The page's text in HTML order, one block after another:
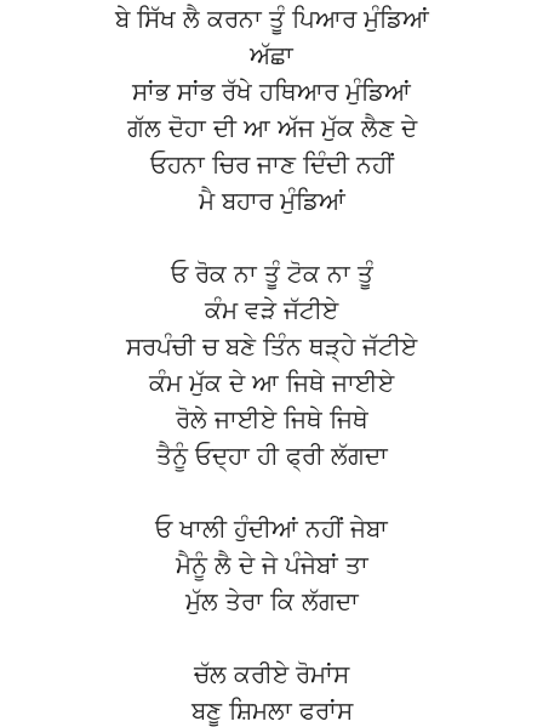
ਬੇ ਸਿੱਖ ਲੈ ਕਰਨਾ ਤੂੰ ਪਿਆਰ ਮੁੰਡਿਆਂ
ਅੱਛਾ
ਸਾਂਭ ਸਾਂਭ ਰੱਖੇ ਹਥਿਆਰ ਮੁੰਡਿਆਂ
ਗੱਲ ਦੋਹਾ ਦੀ ਆ ਅੱਜ ਮੁੱਕ ਲੈਣ ਦੇ
ਓਹਨਾ ਚਿਰ ਜਾਣ ਦਿੰਦੀ ਨਹੀਂ
ਮੈ ਬਹਾਰ ਮੁੰਡਿਆਂ
ਓ ਰੋਕ ਨਾ ਤੂੰ ਟੋਕ ਨਾ ਤੂੰ
ਕੰਮ ਵੜੇ ਜੱਟੀਏ
ਸਰਪੰਚੀ ਚ ਬਣੇ ਤਿੰਨ ਥੜ੍ਹੇ ਜੱਟੀਏ
ਕੰਮ ਮੁੱਕ ਦੇ ਆ ਜਿਥੇ ਜਾਈਏ
ਰੋਲੇ ਜਾਈਏ ਜਿਥੇ ਜਿਥੇ
ਤੈਨੂੰ ਓਦ੍ਹਾ ਹੀ ਫ੍ਰੀ ਲੱਗਦਾ
ਓ ਖਾਲੀ ਹੁੰਦੀਆਂ ਨਹੀਂ ਜੇਬਾ
ਮੈਨੂੰ ਲੈ ਦੇ ਜੇ ਪੰਜੇਬਾਂ ਤਾ
ਮੁੱਲ ਤੇਰਾ ਕਿ ਲੱਗਦਾ
ਚੱਲ ਕਰੀਏ ਰੋਮਾਂਸ
ਬਣੂ ਸ਼ਿਮਲਾ ਫਰਾਂਸ